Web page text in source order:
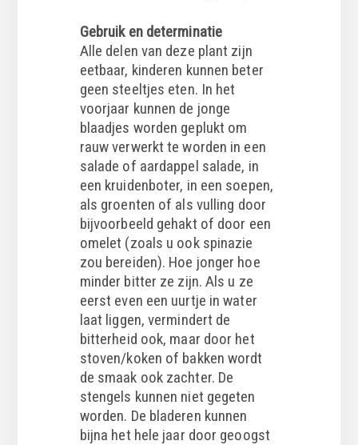
Gebruik en determinatie
Alle delen van deze plant zijn
eetbaar, kinderen kunnen beter
geen steeltjes eten. In het
voorjaar kunnen de jonge
blaadjes worden geplukt om
rauw verwerkt te worden in een
salade of aardappel salade, in
een kruidenboter, in een soepen,
als groenten of als vulling door
bijvoorbeeld gehakt of door een
omelet (zoals u ook spinazie
zou bereiden). Hoe jonger hoe
minder bitter ze zijn. Als u ze
eerst even een uurtje in water
laat liggen, vermindert de
bitterheid ook, maar door het
stoven/koken of bakken wordt
de smaak ook zachter. De
stengels kunnen niet gegeten
worden. De bladeren kunnen
bijna het hele jaar door geoogst